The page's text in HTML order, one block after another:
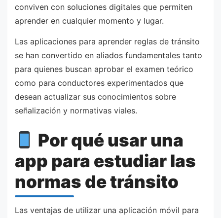
conviven con soluciones digitales que permiten
aprender en cualquier momento y lugar.
Las aplicaciones para aprender reglas de tránsito
se han convertido en aliados fundamentales tanto
para quienes buscan aprobar el examen teórico
como para conductores experimentados que
desean actualizar sus conocimientos sobre
señalización y normativas viales.
Por qué usar una
app para estudiar las
normas de tránsito
Las ventajas de utilizar una aplicación móvil para